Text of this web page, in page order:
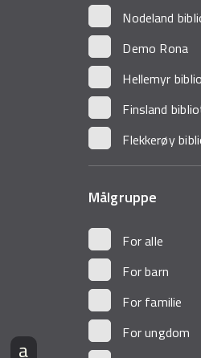
Nodeland
Demo Rona
Hellemyr
Finsland
Flekkerøy
Målgruppe
For alle
For barn
For familie
For ungdom